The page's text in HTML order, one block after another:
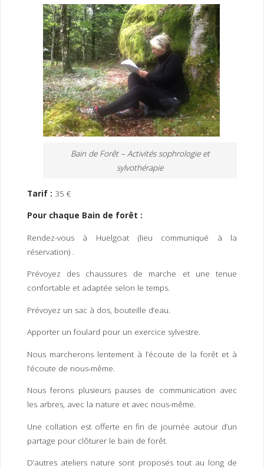
Bain de Forêt – Activités sophrologie et
sylvothérapie
Tarif : 35 €
Pour chaque Bain de forêt :
Rendez-vous à Huelgoat (lieu communiqué à la
réservation) .
Prévoyez des chaussures de marche et une tenue
confortable et adaptée selon le temps.
Prévoyez un sac à dos, bouteille d’eau.
Apporter un foulard pour un exercice sylvestre.
Nous marcherons lentement à l’écoute de la forêt et à
l’écoute de nous-même.
Nous ferons plusieurs pauses de communication avec
les arbres, avec la nature et avec nous-même.
Une collation est offerte en fin de journée autour d’un
partage pour clôturer le bain de forêt.
D’autres ateliers nature sont proposés tout au long de